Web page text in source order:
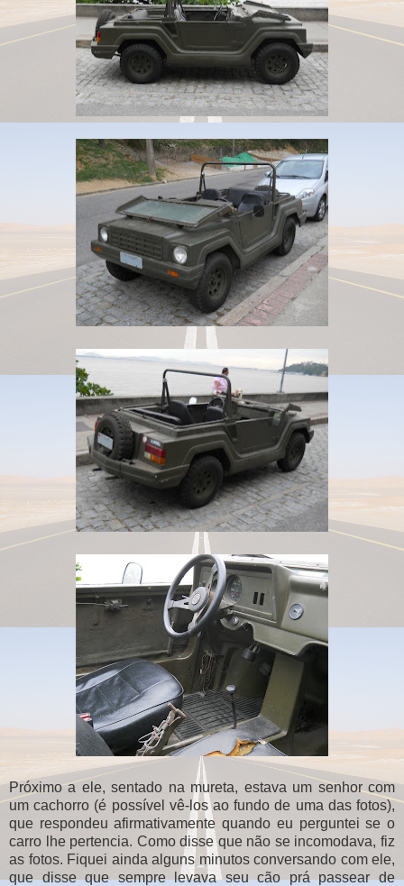
Próximo a ele, sentado na mureta, estava um senhor com
um cachorro (é possível vê-los ao fundo de uma das fotos),
que respondeu afirmativamente quando eu perguntei se o
carro lhe pertencia. Como disse que não se incomodava, fiz
as fotos. Fiquei ainda alguns minutos conversando com ele,
que disse que sempre levava seu cão prá passear de